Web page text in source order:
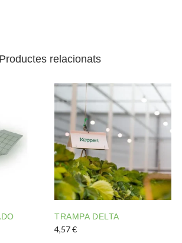
Productes relacionats
TRAMPA DELTA
4,57€